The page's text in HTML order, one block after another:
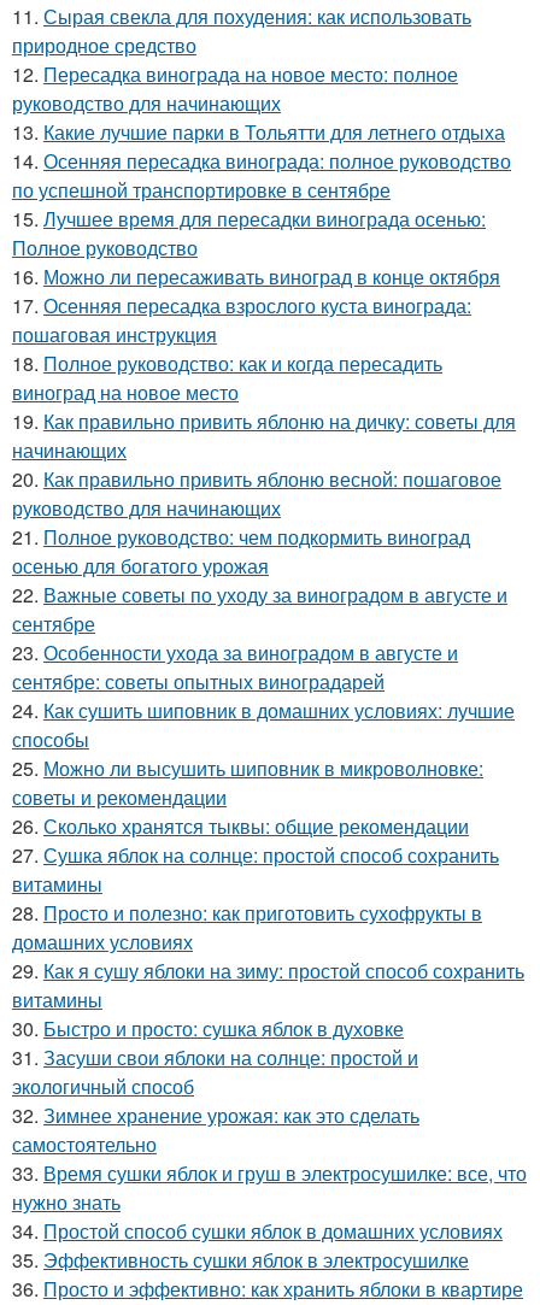
11. Сырая свекла для похудения: как использовать
природное средство
12. Пересадка винограда на новое место: полное
руководство для начинающих
13. Какие лучшие парки в Тольятти для летнего отдыха
14. Осенняя пересадка винограда: полное руководство
по успешной транспортировке в сентябре
15. Лучшее время для пересадки винограда осенью:
Полное руководство
16. Можно ли пересаживать виноград в конце октября
17. Осенняя пересадка взрослого куста винограда:
пошаговая инструкция
18. Полное руководство: как и когда пересадить
виноград на новое место
19. Как правильно привить яблоню на дичку: советы для
начинающих
20. Как правильно привить яблоню весной: пошаговое
руководство для начинающих
21. Полное руководство: чем подкормить виноград
осенью для богатого урожая
22. Важные советы по уходу за виноградом в августе и
сентябре
23. Особенности ухода за виноградом в августе и
сентябре: советы опытных виноградарей
24. Как сушить шиповник в домашних условиях: лучшие
способы
25. Можно ли высушить шиповник в микроволновке:
советы и рекомендации
26. Сколько хранятся тыквы: общие рекомендации
27. Сушка яблок на солнце: простой способ сохранить
витамины
28. Просто и полезно: как приготовить сухофрукты в
домашних условиях
29. Как я сушу яблоки на зиму: простой способ сохранить
витамины
30. Быстро и просто: сушка яблок в духовке
31. Засуши свои яблоки на солнце: простой и
экологичный способ
32. Зимнее хранение урожая: как это сделать
самостоятельно
33. Время сушки яблок и груш в электросушилке: все, что
нужно знать
34. Простой способ сушки яблок в домашних условиях
35. Эффективность сушки яблок в электросушилке
36. Просто и эффективно: как хранить яблоки в квартире